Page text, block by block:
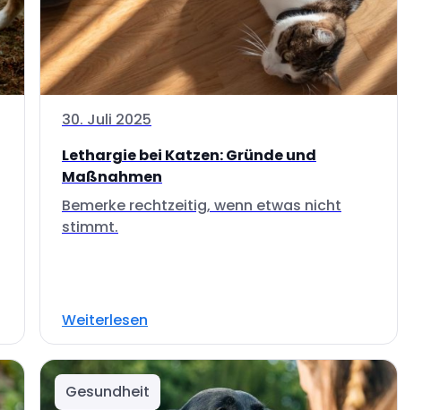
30. Juli 2025
Lethargie bei Katzen: Gründe und
Maßnahmen
Bemerke rechtzeitig, wenn etwas nicht
stimmt.
Weiterlesen
Gesundheit